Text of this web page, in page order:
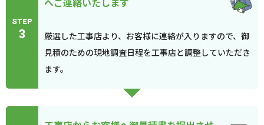
STEP
3
厳選した工事店より、お客様に連絡が入りますので、御
見積のための現地調査日程を工事店と調整していただき
ます。